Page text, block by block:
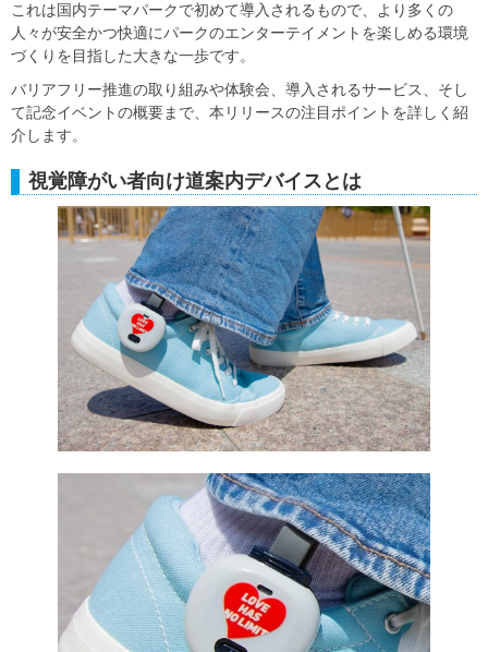
これは国内テーマパークで初めて導入されるもので、より多くの
人々が安全かつ快適にパークのエンターテイメントを楽しめる環境
づくりを目指した大きな一歩です。
バリアフリー推進の取り組みや体験会、導入されるサービス、そし
て記念イベントの概要まで、本リリースの注目ポイントを詳しく紹
介します。
視覚障がい者向け道案内デバイスとは